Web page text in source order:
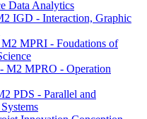
Data Analytics
IGD - Interaction, Graphic
MPRI - Foudations of
M2 MPRO - Operation
PDS - Parallel and